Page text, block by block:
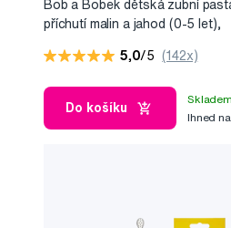
Bob a Bobek dětská zubní
příchutí malin a jahod (0-5 let),
5,0/5 (142x)
Do košíku
Ihned na